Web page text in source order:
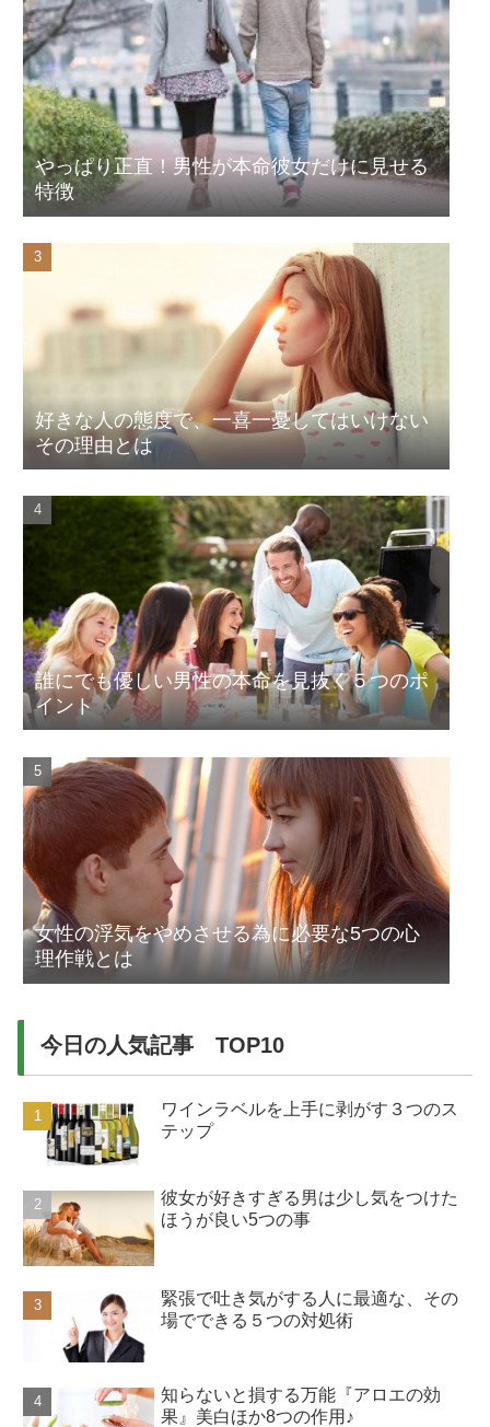
やっぱり正直！男性が本命彼女だけに見せる
特徴
好きな人の態度で、一喜一憂してはいけない
その理由とは
誰にでも優しい男性の本命を見抜く５つのポ
イント
女性の浮気をやめさせる為に必要な5つの心
理作戦とは
今日の人気記事 TOP10
ワインラベルを上手に剥がす３つのス
テップ
彼女が好きすぎる男は少し気をつけた
ほうが良い5つの事
緊張で吐き気がする人に最適な、その
場でできる５つの対処術
知らないと損する万能『アロエの効
果』美白ほか8つの作用♪